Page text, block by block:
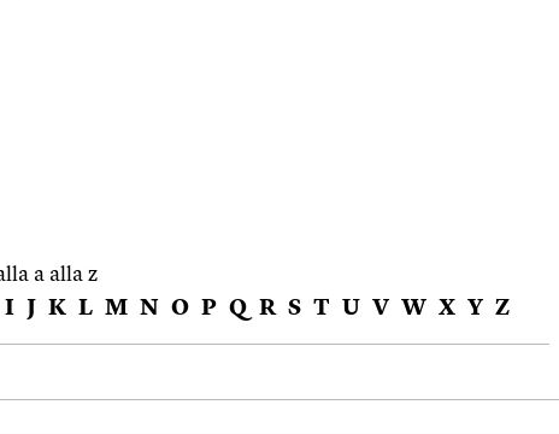
a alla z
I J K L M N O P Q R S T U V W X Y Z